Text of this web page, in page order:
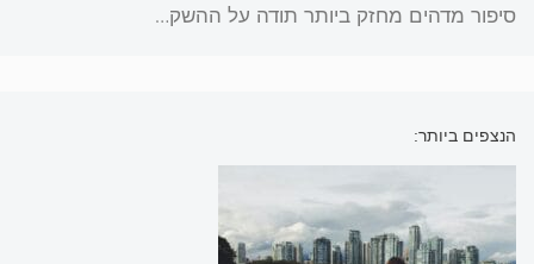
סיפור מדהים מחזק ביותר תודה על ההשק…
הנצפים ביותר: